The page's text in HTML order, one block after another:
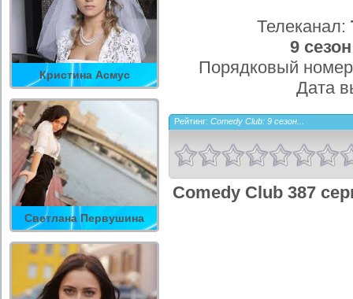
Кристина Асмус
Светлана Первушина
Телеканал:
9 сезон
Порядковый
Дата
Рейтинг: Comedy Club: 9 сезон...
Comedy Club 387